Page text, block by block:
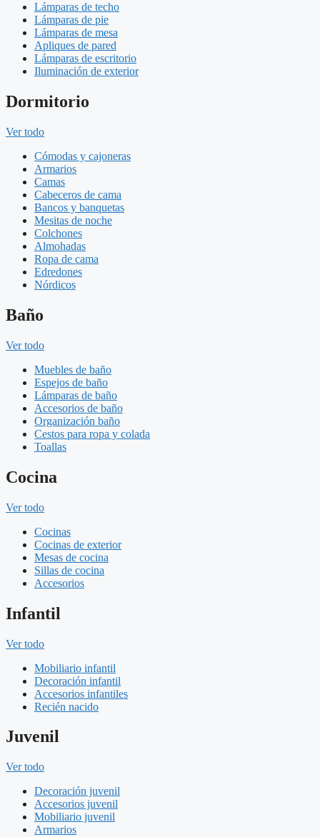
Lámparas de techo
Lámparas de pie
Lámparas de mesa
Apliques de pared
Lámparas de escritorio
Iluminación de exterior
Dormitorio
Ver todo
Cómodas y cajoneras
Armarios
Camas
Cabeceros de cama
Bancos y banquetas
Mesitas de noche
Colchones
Almohadas
Ropa de cama
Edredones
Nórdicos
Baño
Ver todo
Muebles de baño
Espejos de baño
Lámparas de baño
Accesorios de baño
Organización baño
Cestos para ropa y colada
Toallas
Cocina
Ver todo
Cocinas
Cocinas de exterior
Mesas de cocina
Sillas de cocina
Accesorios
Infantil
Ver todo
Mobiliario infantil
Decoración infantil
Accesorios infantiles
Recién nacido
Juvenil
Ver todo
Decoración juvenil
Accesorios juvenil
Mobiliario juvenil
Armarios